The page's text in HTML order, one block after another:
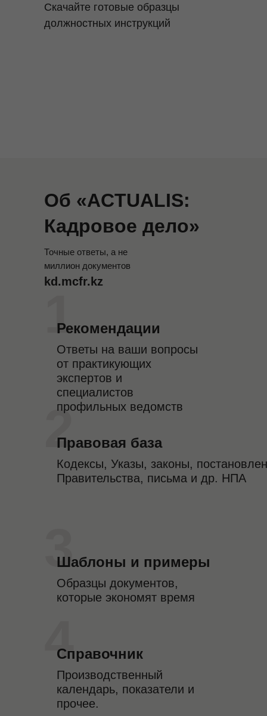
Скачайте готовые образцы
должностных инструкций
Какие приказы
оформлять
кадровику летом.
Навигатор по
Независимо от того,
предоставляется полный отпуск
Унифицированных форм приказов
правильно оформить приказ, чтобы
Навигатор поможет быстро
подобрать образец безопасного
приказа под сезонную кадровую
ситуацию. Узнаете, какие
протестированы на практике.
АКТУАЛЬНАЯ РЕДАКЦИЯ НА 16 МАЯ 2025
Точные ответы, а не
миллион документов
kd.mcfr.kz
1
Рекомендации
Ответы на ваши вопросы
от практикующих
экспертов и
специалистов
профильных ведомств
2
Правовая база
Кодексы, Указы, законы,
Правительства, письма и др. НПА
3
Шаблоны и примеры
Образцы документов,
которые экономят время
4
Справочник
Производственный
календарь, показатели и
прочее.
Об «ACTUALIS:
Кадровое дело»